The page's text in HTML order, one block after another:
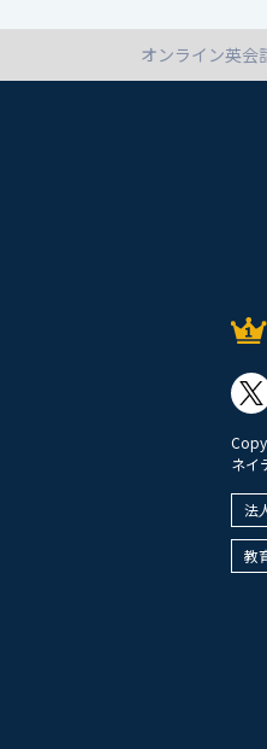
オンライン英会
ネイ
法
教